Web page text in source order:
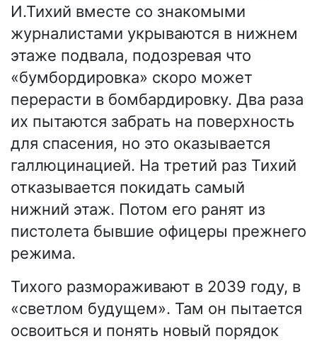
И.Тихий вместе со знакомыми
журналистами укрываются в нижнем
этаже подвала, подозревая что
«бумбордировка» скоро может
перерасти в бомбардировку. Два раза
их пытаются забрать на поверхность
для спасения, но это оказывается
галлюцинацией. На третий раз Тихий
отказывается покидать самый
нижний этаж. Потом его ранят из
пистолета бывшие офицеры прежнего
режима.
Тихого размораживают в 2039 году, в
«светлом будущем». Там он пытается
освоиться и понять новый порядок